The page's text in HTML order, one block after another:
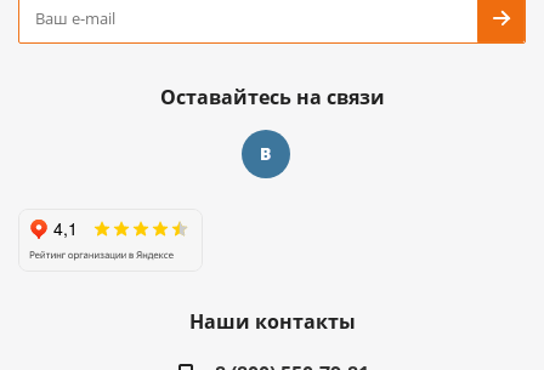
Оставайтесь на связи
Наши контакты